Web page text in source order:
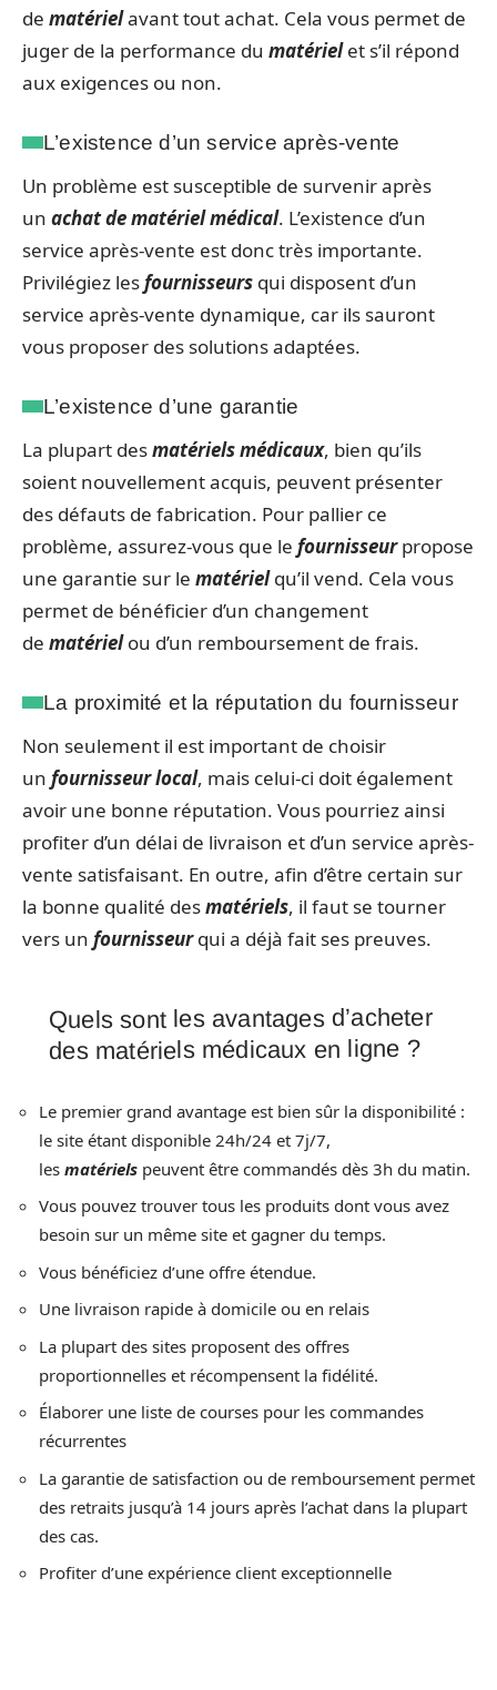
de matérielavant tout achat. Cela vous permet de
juger de la performance du matérielet s’il répond
aux exigences ou non.
L’existence d’un service après-vente
Un problème est susceptible de survenir après
un achat de matériel médical. L’existence d’un
service après-vente est donc très importante.
Privilégiez les fournisseurs qui disposent d’un
service après-vente dynamique, car ils sauront
vous proposer des solutions adaptées.
L’existence d’une garantie
La plupart desmatériels médicaux, bien qu’ils
soient nouvellement acquis, peuvent présenter
des défauts de fabrication. Pour pallier ce
problème, assurez-vous que le fournisseurpropose
une garantie sur le matérielqu’il vend. Cela vous
permet de bénéficier d’un changement
de matérielou d’un remboursement de frais.
La proximité et la réputation du fournisseur
Non seulement il est important de choisir
un fournisseur local, mais celui-ci doit également
avoir une bonne réputation. Vous pourriez ainsi
profiter d’un délai de livraison et d’un service après-
vente satisfaisant. En outre, afin d’être certain sur
la bonne qualité desmatériels, il faut se tourner
vers un fournisseurqui a déjà fait ses preuves.
Quels sont les avantages d’acheter
des matériels médicaux en ligne ?
Le premier grand avantage est bien sûr la disponibilité :
le site étant disponible 24h/24 et 7j/7,
les matériels peuvent être commandés dès 3h du matin.
Vous pouvez trouver tous les produits dont vous avez
besoin sur un même site et gagner du temps.
Vous bénéficiez d’une offre étendue.
Une livraison rapide à domicile ou en relais
La plupart des sites proposent des offres
proportionnelles et récompensent la fidélité.
Élaborer une liste de courses pour les commandes
récurrentes
La garantie de satisfaction ou de remboursement permet
des retraits jusqu’à 14 jours après l’achat dans la plupart
des cas.
Profiter d’une expérience client exceptionnelle